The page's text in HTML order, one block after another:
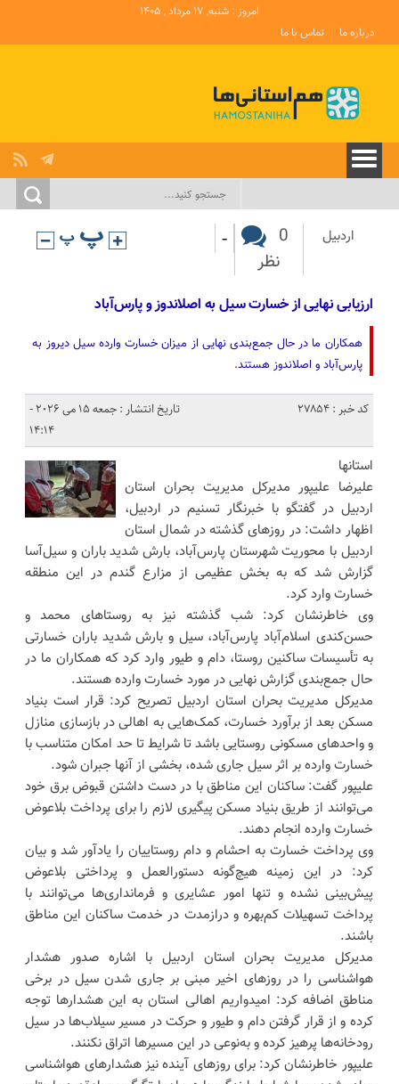
امروز : شنبه, ۱۷ مرداد , ۱۴۰۵
درباره ما
تماس با ما
اردبیل
0
نظر
-
ارزیابی نهایی از خسارت سیل به اصلاندوز و پارس‌آباد
همکاران ما در حال جمع‌بندی نهایی از میزان خسارت وارده سیل دیروز به
پارس‌آباد و اصلاندوز هستند.
کد خبر : 27854
تاریخ انتشار : جمعه 15 می 2026 -
14:14
استانها
علیرضا علیپور مدیرکل مدیریت بحران استان
اردبیل در گفتگو با خبرنگار تسنیم در اردبیل،
اظهار داشت: در روزهای گذشته در شمال استان
اردبیل با محوریت شهرستان پارس‌آباد، بارش شدید باران و سیل‌آسا
گزارش شد که به بخش عظیمی از مزارع گندم در این منطقه
خسارت وارد کرد.
وی خاطرنشان کرد: شب گذشته نیز به روستاهای محمد و
حسن‌کندی اسلام‌آباد پارس‌آباد، سیل و بارش شدید باران خسارتی
به تأسیسات ساکنین روستا، دام و طیور وارد کرد که همکاران ما در
حال جمع‌بندی گزارش نهایی در مورد خسارت وارده هستند.
مدیرکل مدیریت بحران استان اردبیل تصریح کرد: قرار است بنیاد
مسکن بعد از برآورد خسارت، کمک‌هایی به اهالی در بازسازی منازل
و واحدهای مسکونی روستایی باشد تا شرایط تا حد امکان متناسب با
خسارت وارده بر اثر سیل جاری شده، بخشی از آنها جبران شود.
علیپور گفت: ساکنان این مناطق با در دست داشتن قبوض برق خود
می‌توانند از طریق بنیاد مسکن پیگیری لازم را برای پرداخت بلاعوض
خسارت وارده انجام دهند.
وی پرداخت خسارت به احشام و دام روستاییان را یادآور شد و بیان
کرد: در این زمینه هیچ‌گونه دستورالعمل و پرداختی بلاعوض
پیش‌بینی نشده و تنها امور عشایری و فرمانداری‌ها می‌توانند با
پرداخت تسهیلات کم‌بهره و درازمدت در خدمت ساکنان این مناطق
باشند.
مدیرکل مدیریت بحران استان اردبیل با اشاره صدور هشدار
هواشناسی را در روزهای اخیر مبنی بر جاری شدن سیل در برخی
مناطق اضافه کرد: امیدواریم اهالی استان به این هشدارها توجه
کرده و از قرار گرفتن دام و طیور و حرکت در مسیر سیلاب‌ها در سیل
رودخانه‌ها پرهیز کرده و به‌نوعی در این مسیرها اتراق نکنند.
علیپور خاطرنشان کرد: برای روزهای آینده نیز هشدارهای هواشناسی